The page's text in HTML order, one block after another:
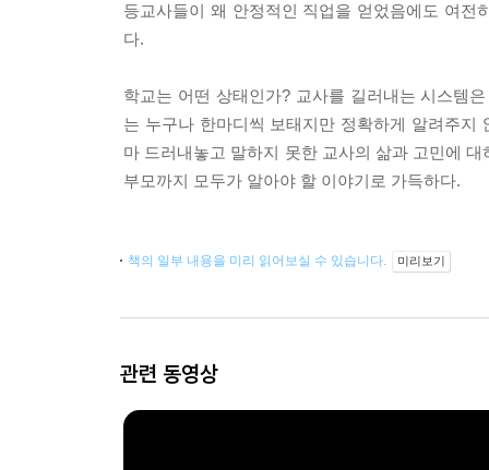
등교사들이 왜 안정적인 직업을 얻었음에도 여전
다.
학교는 어떤 상태인가? 교사를 길러내는 시스템
는 누구나 한마디씩 보태지만 정확하게 알려주
마 드러내놓고 말하지 못한 교사의 삶과 고민에
부모까지 모두가 알아야 할 이야기로 가득하다.
책의 일부 내용을 미리 읽어보실 수 있습니다. 미리보기
관련 동영상